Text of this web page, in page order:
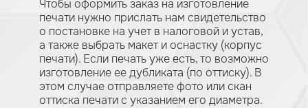
Чтобы оформить заказ на изготовление
печати нужно прислать нам свидетельство
о постановке на учет в налоговой и устав,
а также выбрать макет и оснастку (корпус
печати). Если печать уже есть, то возможно
изготовление ее дубликата (по оттиску). В
этом случае отправляете фото или скан
оттиска печати с указанием его диаметра.